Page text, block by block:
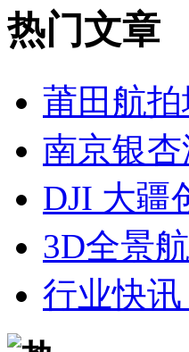
热门文章
莆田航
南京银
DJI 大疆
3D全景
行业快